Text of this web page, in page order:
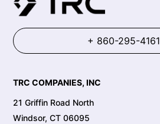
+ 860-295-4161
TRC COMPANIES, INC
21 Griffin Road North
Windsor, CT 06095